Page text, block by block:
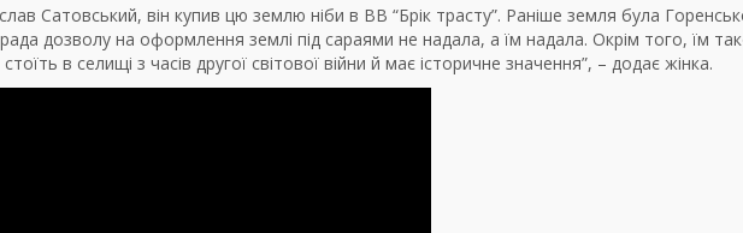
Сатовський, він купив цю землю ніби в ВВ “Брік трасту”. Раніше земля була
дозволу на оформлення землі під сараями не надала, а їм надала. Окрім того, їм
в селищі з часів другої світової війни й має історичне значення”, – додає жінка.